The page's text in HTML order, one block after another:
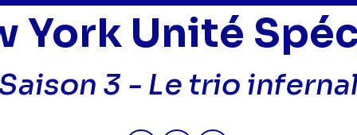
diffusion
diffusion
York Unité
3 - Le trio